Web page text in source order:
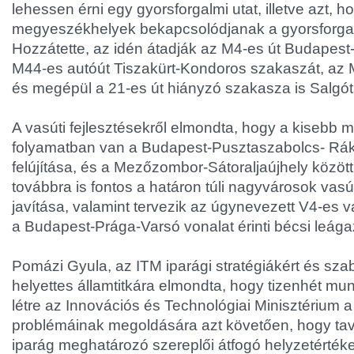
lehessen érni egy gyorsforgalmi utat, illetve azt,
megyeszékhelyek bekapcsolódjanak a
Hozzátette, az idén átadják az M4-es út
M44-es autóút Tiszakürt-Kondoros szakaszát, az
és megépül a 21-es út hiányzó szakasza is
A vasúti fejlesztésekről elmondta, hogy a kisebb
folyamatban van a Budapest-Pusztaszabolcs-
felújítása, és a Mezőzombor-Sátoraljaújhely
továbbra is fontos a határon túli nagyvárosok
javítása, valamint tervezik az úgynevezett V4-es
a Budapest-Prága-Varsó vonalat érinti bécsi
Pomázi Gyula, az ITM iparági stratégiákért és
helyettes államtitkára elmondta, hogy tizenhét
létre az Innovációs és Technológiai Minisztérium
problémáinak megoldására azt követően, hogy
iparág meghatározó szereplői átfogó